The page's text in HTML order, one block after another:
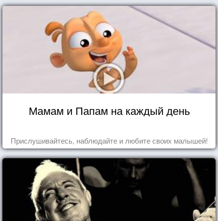
Мамам и Папам на каждый день
Прислушивайтесь, наблюдайте и любите своих малышей!